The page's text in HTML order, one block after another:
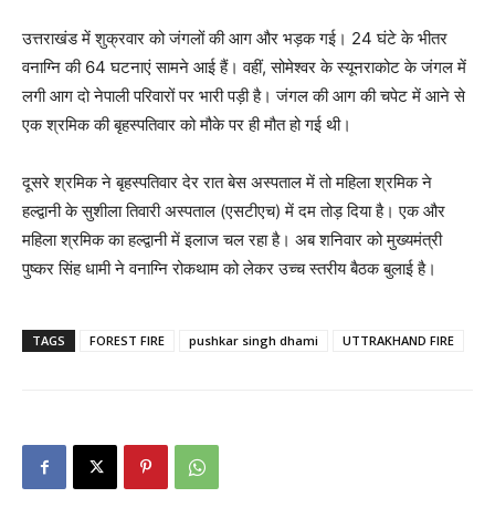
उत्तराखंड में शुक्रवार को जंगलों की आग और भड़क गई। 24 घंटे के भीतर
वनाग्नि की 64 घटनाएं सामने आई हैं। वहीं, सोमेश्वर के स्यूनराकोट के जंगल में
लगी आग दो नेपाली परिवारों पर भारी पड़ी है। जंगल की आग की चपेट में आने से
एक श्रमिक की बृहस्पतिवार को मौके पर ही मौत हो गई थी।
दूसरे श्रमिक ने बृहस्पतिवार देर रात बेस अस्पताल में तो महिला श्रमिक ने
हल्द्वानी के सुशीला तिवारी अस्पताल (एसटीएच) में दम तोड़ दिया है। एक और
महिला श्रमिक का हल्द्वानी में इलाज चल रहा है। अब शनिवार को मुख्यमंत्री
पुष्कर सिंह धामी ने वनाग्नि रोकथाम को लेकर उच्च स्तरीय बैठक बुलाई है।
TAGS FOREST FIRE pushkar singh dhami UTTRAKHAND FIRE